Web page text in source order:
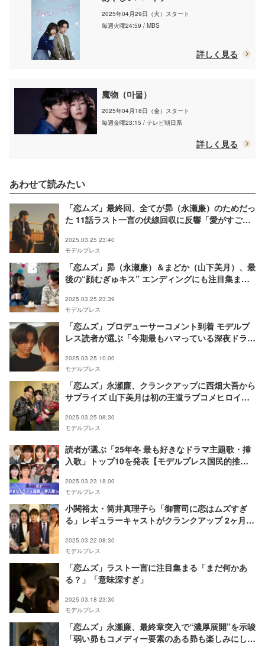
2025年04月29日（火）スタート
毎週火曜24:59 / MBS
詳しく見る
魔物（마물）
2025年04月18日（金）スタート
毎週金曜23:15 / テレビ朝日系
詳しく見る
あわせて読みたい
「恋ムズ」最終回、全てが昴（永瀬廉）のためだっ
た 11話ラスト一言の伏線回収に反響「愛がすご
2025.03.25 23:40
モデルプレス
「恋ムズ」昴（永瀬廉）＆まどか（山下美月）、最
後の“顔むぎゅキス” エンディングにも注目集まる
2025.03.25 23:39
モデルプレス
「恋ムズ」プロデューサーコメント到着 モデルプ
レス読者が選ぶ「今期最もハマっている深夜ドラ
2025.03.25 10:00
モデルプレス
「恋ムズ」永瀬廉、クランクアップに西畑大吾から
サプライズ 山下美月は初の王道ラブコメヒロイン
2025.03.25 08:30
モデルプレス
読者が選ぶ「25年冬 最も好きなドラマ主題歌・挿
入歌」トップ10を発表【モデルプレス国民的推し
2025.03.23 18:00
モデルプレス
小関裕太・筒井真理子ら「御曹司に恋はムズすぎ
る」レギュラーキャストがクランクアップ 2ヶ月半
2025.03.22 08:30
モデルプレス
「恋ムズ」ラスト一言に注目集まる「まだ何かあ
る？」「意味深すぎ」
2025.03.18 23:30
モデルプレス
「恋ムズ」永瀬廉、最終章突入で“濃厚展開”を示唆
「弱い昴もコメディー要素のある昴も楽しみにして